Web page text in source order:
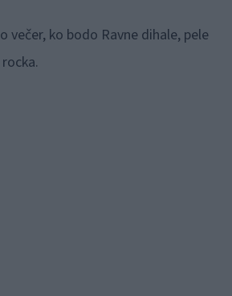
večer, ko bodo Ravne dihale, pele